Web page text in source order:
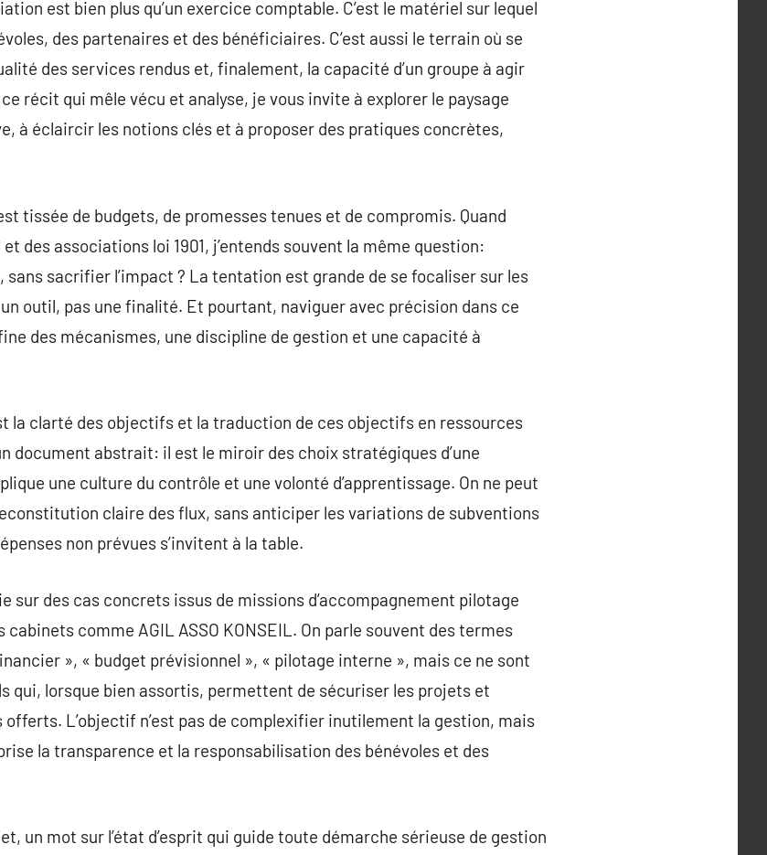
est bien plus qu’un exercice comptable. C’est le matériel sur lequel
des partenaires et des bénéficiaires. C’est aussi le terrain où se
des services rendus et, finalement, la capacité d’un groupe à agir
récit qui mêle vécu et analyse, je vous invite à explorer le paysage
à éclaircir les notions clés et à proposer des pratiques concrètes,
tissée de budgets, de promesses tenues et de compromis. Quand
des associations loi 1901, j’entends souvent la même question:
sacrifier l’impact ? La tentation est grande de se focaliser sur les
outil, pas une finalité. Et pourtant, naviguer avec précision dans ce
des mécanismes, une discipline de gestion et une capacité à
la clarté des objectifs et la traduction de ces objectifs en ressources
document abstrait: il est le miroir des choix stratégiques d’une
une culture du contrôle et une volonté d’apprentissage. On ne peut
claire des flux, sans anticiper les variations de subventions
non prévues s’invitent à la table.
sur des cas concrets issus de missions d’accompagnement pilotage
cabinets comme AGIL ASSO KONSEIL. On parle souvent des termes
», « budget prévisionnel », « pilotage interne », mais ce ne sont
qui, lorsque bien assortis, permettent de sécuriser les projets et
offerts. L’objectif n’est pas de complexifier inutilement la gestion, mais
la transparence et la responsabilisation des bénévoles et des
un mot sur l’état d’esprit qui guide toute démarche sérieuse de gestion